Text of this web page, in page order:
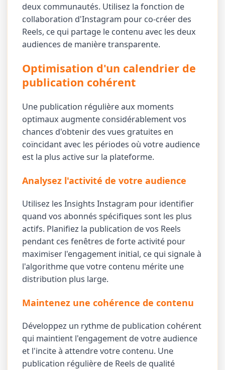
deux communautés. Utilisez la fonction de
collaboration d'Instagram pour co-créer des
Reels, ce qui partage le contenu avec les deux
audiences de manière transparente.
Optimisation d'un calendrier de
publication cohérent
Une publication régulière aux moments
optimaux augmente considérablement vos
chances d'obtenir des vues gratuites en
coïncidant avec les périodes où votre audience
est la plus active sur la plateforme.
Analysez l'activité de votre audience
Utilisez les Insights Instagram pour identifier
quand vos abonnés spécifiques sont les plus
actifs. Planifiez la publication de vos Reels
pendant ces fenêtres de forte activité pour
maximiser l'engagement initial, ce qui signale à
l'algorithme que votre contenu mérite une
distribution plus large.
Maintenez une cohérence de contenu
Développez un rythme de publication cohérent
qui maintient l'engagement de votre audience
et l'incite à attendre votre contenu. Une
publication régulière de Reels de qualité